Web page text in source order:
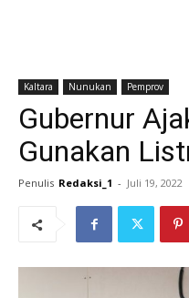
Kaltara Nunukan Pemprov
Gubernur
Gunakan
Penulis Redaksi_1 - Juli 19, 2022